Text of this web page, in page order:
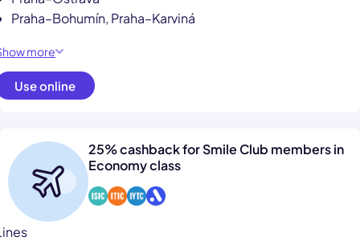
Praha–Bohumín, Praha–Karviná
more
Use online
25% cashback for Smile Club members in
Economy class